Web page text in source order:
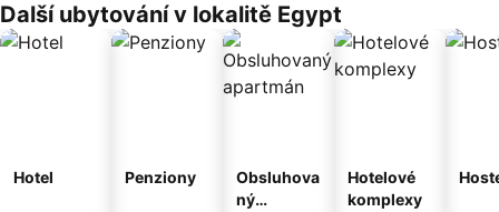
Další ubytování v lokalitě Egypt
Hotel Penziony
Obsluhova
ný
Hotelové
komplexy